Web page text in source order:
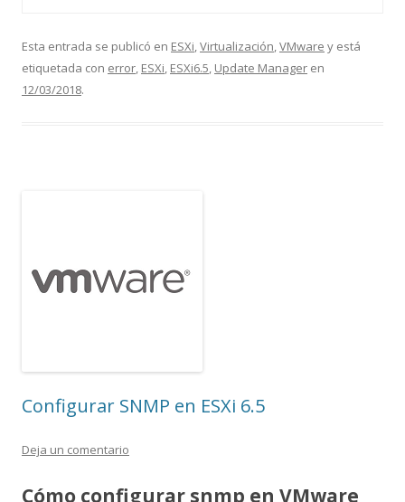
Esta entrada se publicó en ESXi,Virtualización,VMware y está
etiquetada con error, ESXi, ESXi6.5, Update Manager en
12/03/2018.
Configurar SNMP en ESXi 6.5
Deja un comentario
Cómo configurar snmp en VMware